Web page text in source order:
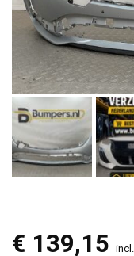
€ 139,15